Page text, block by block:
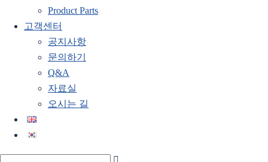
Product Parts
고객센터
공지사항
문의하기
Q&A
자료실
오시는 길